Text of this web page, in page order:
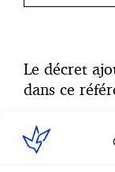
Le décret
dans ce
si le
ans à la